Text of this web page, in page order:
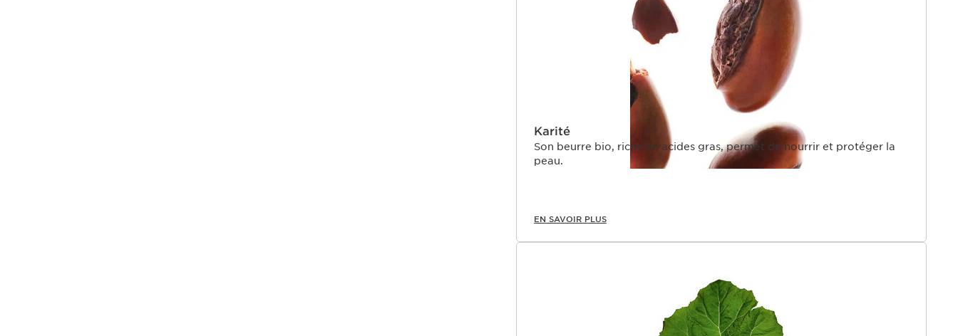
Karité
Son beurre bio, riche en acides gras, permet de nourrir et protéger la
peau.
EN SAVOIR PLUS